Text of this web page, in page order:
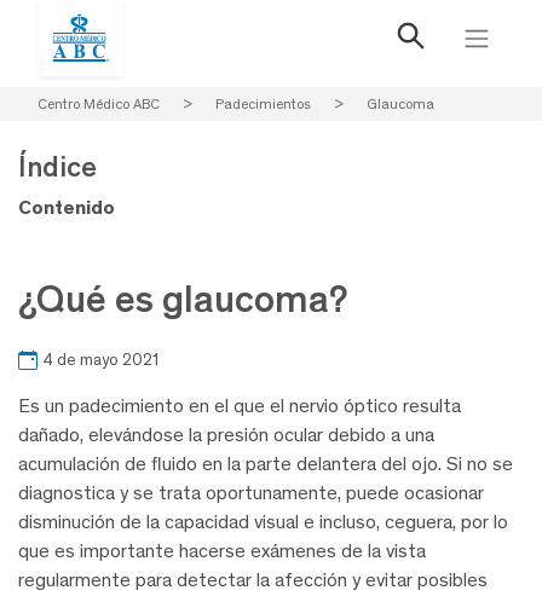
Centro Médico ABC > Padecimientos > Glaucoma
¿Qué es glaucoma?
4 de mayo 2021
Es un padecimiento en el que el nervio óptico resulta
dañado, elevándose la presión ocular debido a una
acumulación de fluido en la parte delantera del ojo. Si no se
diagnostica y se trata oportunamente, puede ocasionar
disminución de la capacidad visual e incluso, ceguera, por lo
que es importante hacerse exámenes de la vista
regularmente para detectar la afección y evitar posibles
Índice
Contenido